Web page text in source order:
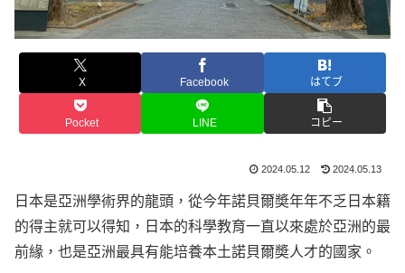
X Facebook はてブ
Pocket LINE コピー
2024.05.12 2024.05.13
日本是亞洲學術界的龍頭，從今年諾貝爾奬年年不乏日本籍
的得主就可以得知，日本的科學教育一直以來處於亞洲的最
前緣，也是亞洲最具有能培養本土諾貝爾奬人才的國家。